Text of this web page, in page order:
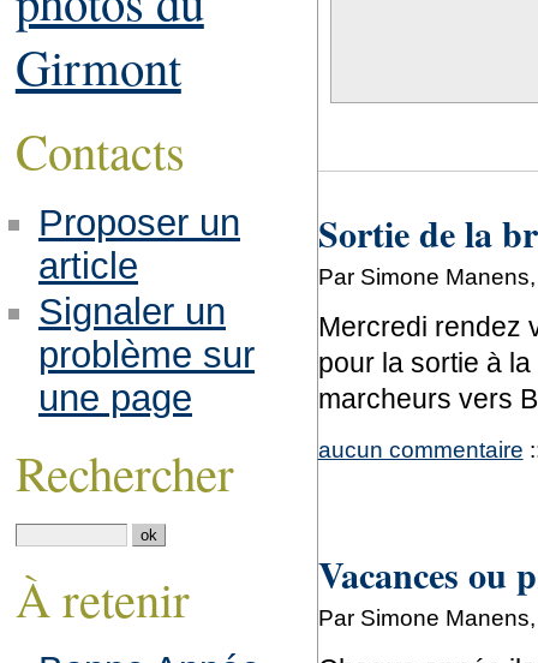
Sortie de la
Par Simone
Mercredi rendez
pour la sortie à
marcheurs vers
aucun commentaire
Vacances ou
Par Simone
Girmont
Contacts
Proposer un
article
Signaler un
problème sur
une page
Rechercher
À retenir